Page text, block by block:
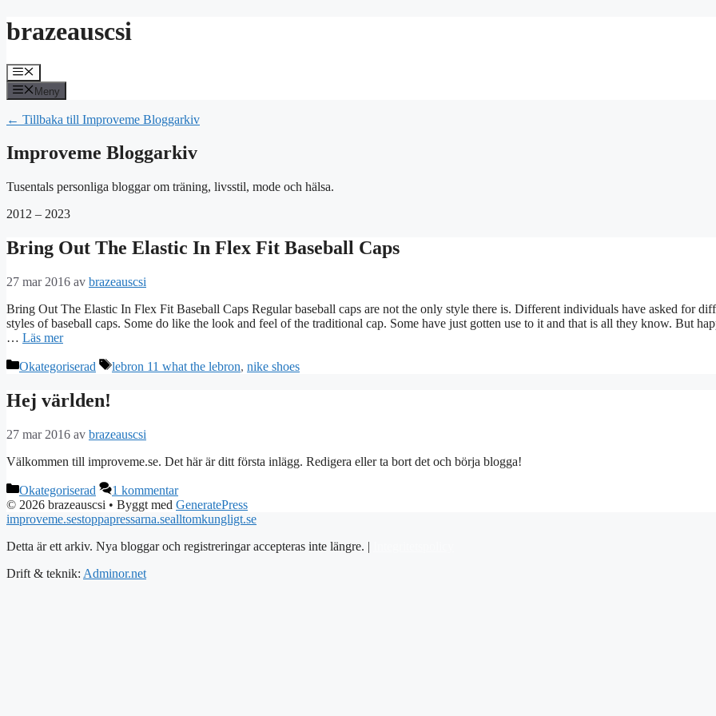
Hoppa
till
brazeauscsi
Meny
Meny
← Tillbaka till Improveme Bloggarkiv
Improveme Bloggarkiv
Tusentals personliga bloggar om träning, livsstil, mode och hälsa.
2012 – 2023
Bring Out The Elastic In Flex Fit Baseball Caps
27 mar 2016 av brazeauscsi
Bring Out The Elastic In Flex Fit Baseball Caps Regular baseball caps are not the only style there is. Different individuals have asked for
styles of baseball caps. Some do like the look and feel of the traditional cap. Some have just gotten use to it and that is all they know. But
… Läs mer
Kategorier
Okategoriserad Etiketter
lebron 11 what the lebron, nike shoes
Hej världen!
27 mar 2016 av brazeauscsi
Välkommen till improveme.se. Det här är ditt första inlägg. Redigera eller ta bort det och börja blogga!
Kategorier
Okategoriserad
1 kommentar
© 2026 brazeauscsi • Byggt med GeneratePress
improveme.sestoppapressarna.sealltomkungligt.se
Detta är ett arkiv. Nya bloggar och registreringar accepteras inte längre. |
Drift & teknik: Adminor.net